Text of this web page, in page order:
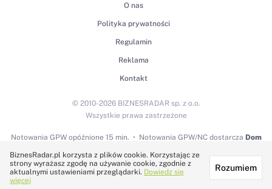
O nas
Polityka prywatności
Regulamin
Reklama
Kontakt
Notowania GPWopóźnione 15 min. Notowania GPW/NC dostarcza Dom
© 2010-2026 BIZNESRADAR sp. z o.o.
Wszystkie prawa zastrzeżone
Technologię dostarcza:
BiznesRadar.pl korzysta z plików cookie. Korzystając ze
strony wyrażasz zgodę na używanie cookie, zgodnie z
aktualnymi ustawieniami przeglądarki. Dowiedz się
więcej
Rozumiem